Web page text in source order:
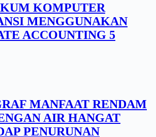
KOMPUTER
MENGGUNAKAN
ACCOUNTING 5
MANFAAT RENDAM
AIR HANGAT
PENURUNAN